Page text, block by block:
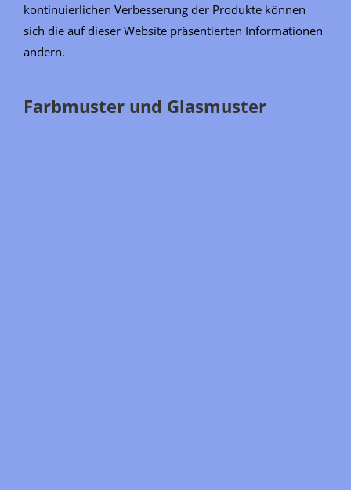
kontinuierlichen Verbesserung der Produkte können
sich die auf dieser Website präsentierten Informationen
ändern.
Farbmuster und Glasmuster